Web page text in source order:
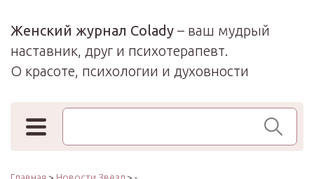
Женский журнал Colady – ваш мудрый
наставник, друг и психотерапевт.
О красоте, психологии и духовности
Поиск по сайту